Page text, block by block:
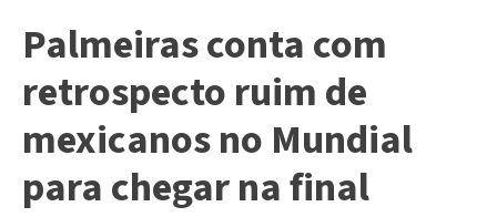
Palmeiras conta com
retrospecto ruim de
mexicanos no Mundial
para chegar na final